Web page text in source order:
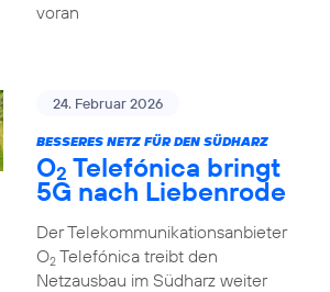
voran
24. Februar 2026
BESSERES NETZ FÜR DEN SÜDHARZ
O2 Telefónica bringt
5G nach Liebenrode
Der Telekommunikationsanbieter
O2Telefónica treibt den
Netzausbau im Südharz weiter